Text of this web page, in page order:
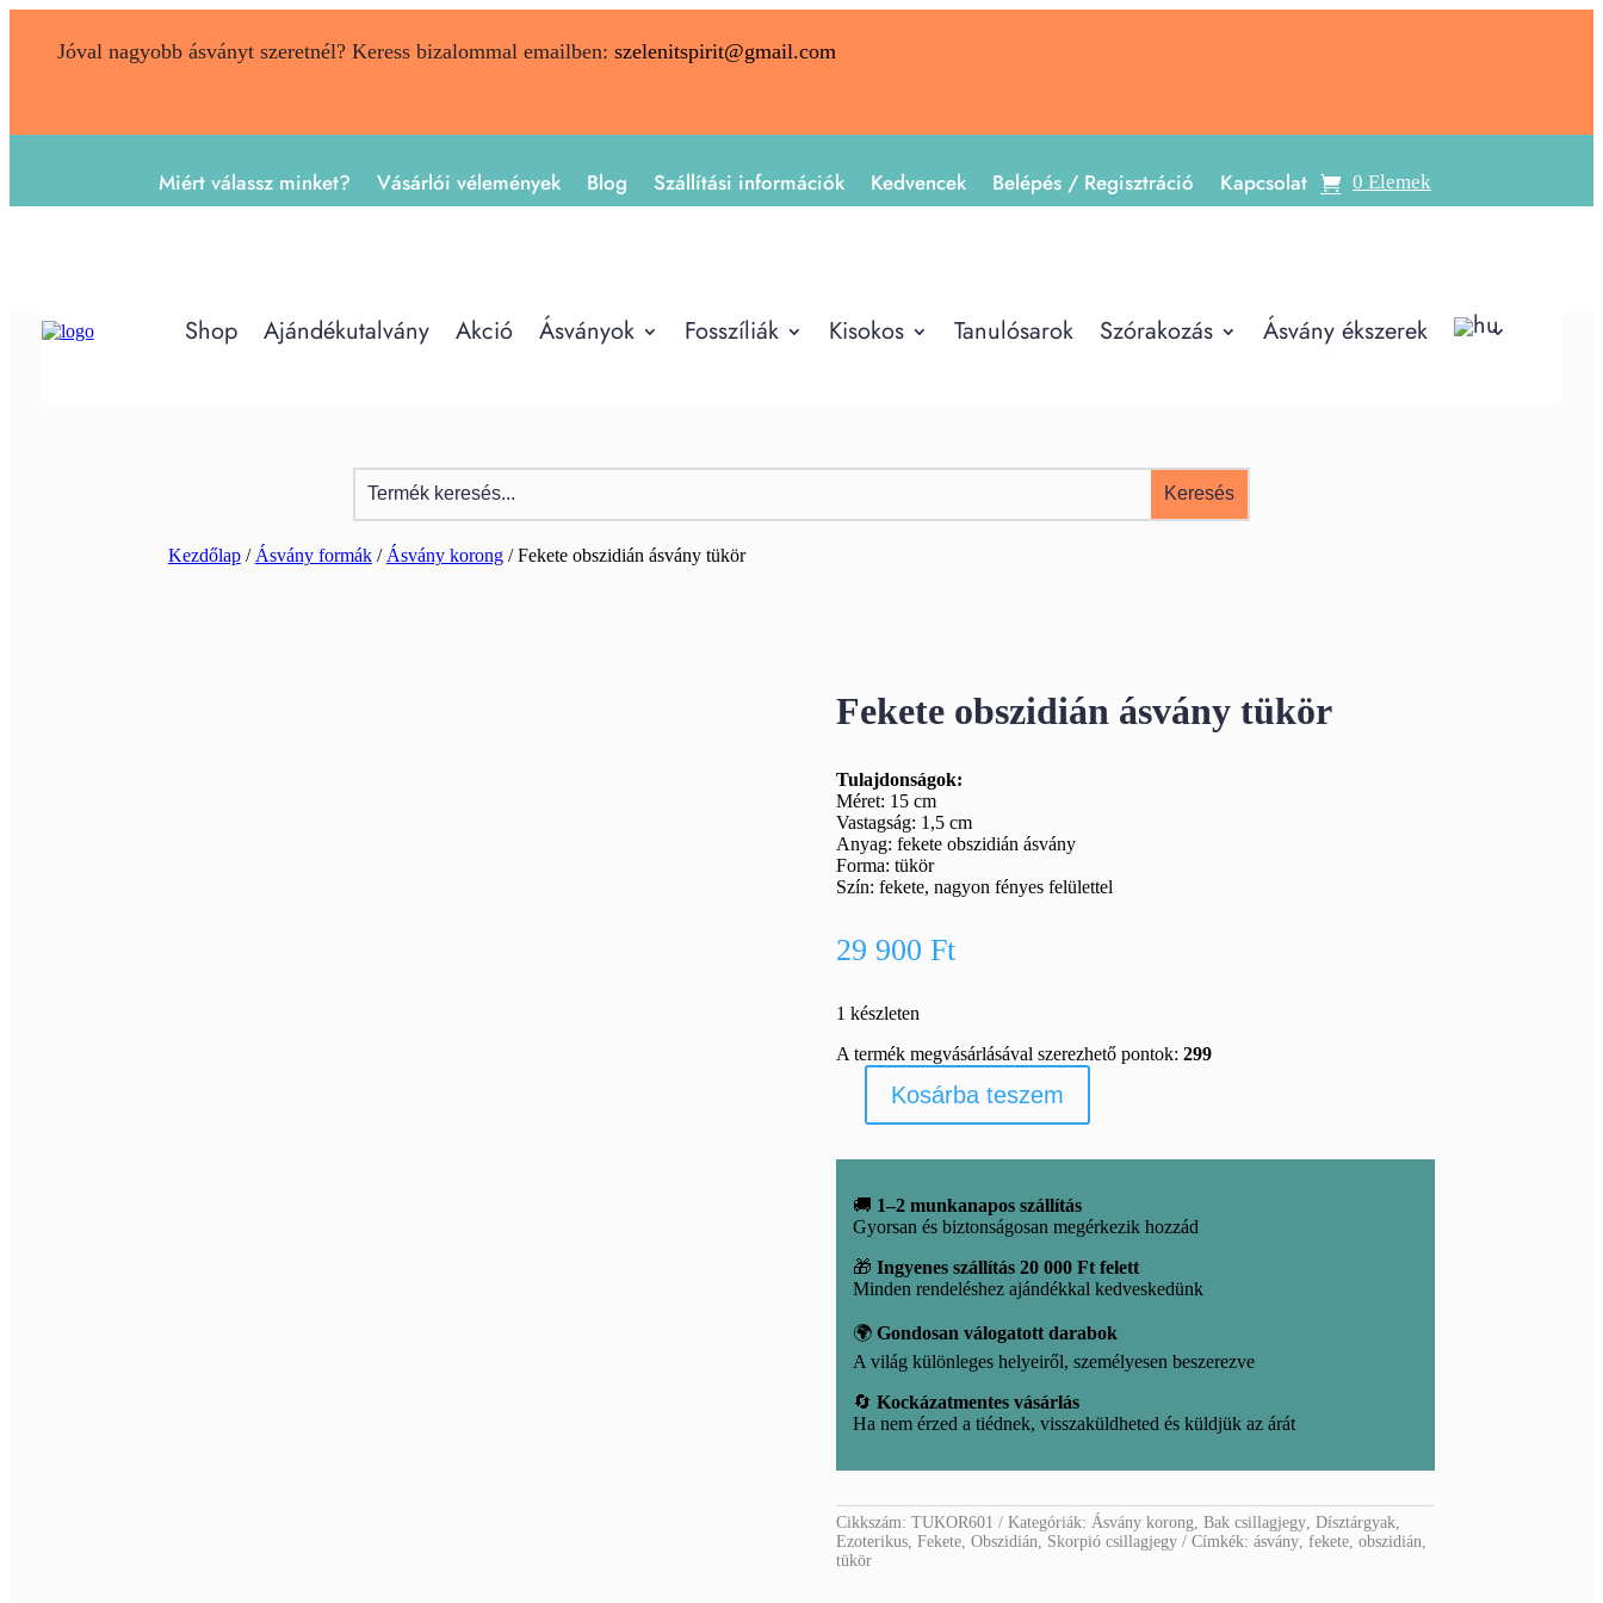
Jóval nagyobb ásványt szeretnél? Keress bizalommal emailben: szelenitspirit@gmail.com
Miért válassz minket? Vásárlói vélemények Blog Szállítási információk Kedvencek Belépés / Regisztráció Kapcsolat 0 Elemek
Shop Ajándékutalvány Akció Ásványok Fosszíliák Kisokos Tanulósarok Szórakozás Ásvány ékszerek
Kezdőlap/ Ásvány formák/ Ásvány korong/ Fekete obszidián ásvány tükör
Fekete obszidián ásvány tükör
Tulajdonságok:
Méret: 15 cm
Vastagság: 1,5 cm
Anyag: fekete obszidián ásvány
Forma: tükör
Szín: fekete, nagyon fényes felülettel
29 900Ft
1 készleten
A termék megvásárlásával szerezhető pontok:299
obszidián
Kosárba teszem
🚚 1–2 munkanapos szállítás
Gyorsan és biztonságosan megérkezik hozzád
🎁Ingyenes szállítás 20 000 Ft felett
Minden rendeléshez ajándékkal kedveskedünk
🌍Gondosan válogatott darabok
A világ különleges helyeiről, személyesen beszerezve
🔄Kockázatmentes vásárlás
Ha nem érzed a tiédnek, visszaküldheted és küldjük az árát
Cikkszám:TUKOR601 Kategóriák:Ásvány korong,Bak csillagjegy,Dísztárgyak,
Ezoterikus,Fekete,Obszidián, Skorpió csillagjegy Címkék:ásvány,fekete,obszidián,
tükör